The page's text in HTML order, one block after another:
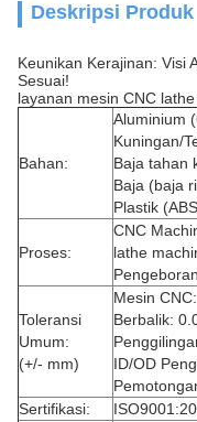
Deskripsi Produk
Keunikan Kerajinan: Visi
Sesuai!
layanan mesin CNC
Bahan:
Aluminium
Kuningan/
Baja tahan
Baja (baja
Plastik
Proses:
CNC
lathe
Toleransi
Umum:
(+/- mm)
Mesin
Berbalik:
ID/OD
Sertifikasi: